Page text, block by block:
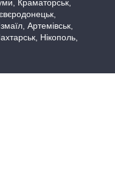
Краматорськ,
Артемівськ,
Нікополь,